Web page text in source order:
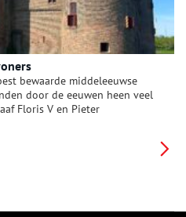
bewaarde middeleeuwse
door de eeuwen heen veel
Floris V en Pieter